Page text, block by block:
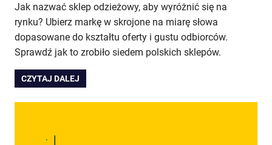
Jak nazwać sklep odzieżowy, aby wyróżnić się na
rynku? Ubierz markę w skrojone na miarę słowa
dopasowane do kształtu oferty i gustu odbiorców.
Sprawdź jak to zrobiło siedem polskich sklepów.
CZYTAJ DALEJ